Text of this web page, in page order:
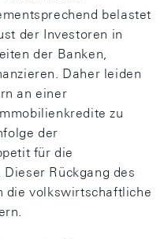
belastet
der Investoren in
der Banken,
Daher leiden
an einer
zu
der
für die
Rückgang des
die volkswirtschaftliche